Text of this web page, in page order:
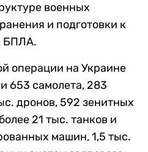
военных
и подготовки к
БПЛА.
операции на Украине
653 самолета, 283
дронов, 592 зенитных
21 тыс. танков и
машин, 1,5 тыс.